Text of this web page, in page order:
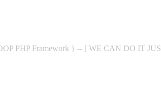
PHP Framework } -- [ WE CAN DO IT